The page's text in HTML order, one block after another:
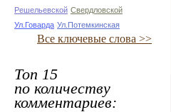
Решельевской Свердловской
Ул.Говарда Ул.Потемкинская
Все ключевые слова >>
Топ 15
по количеству
комментариев: